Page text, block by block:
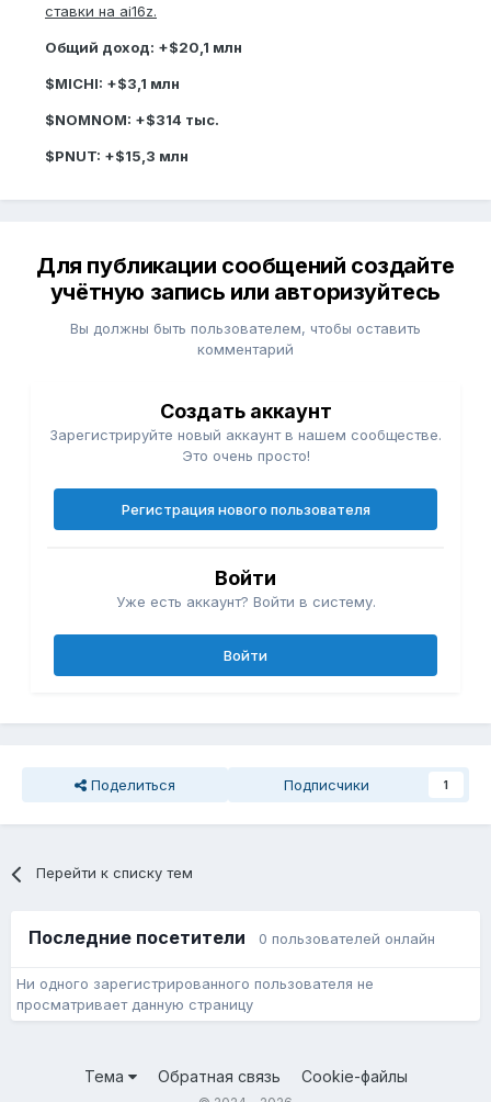
ставки на ai16z.
Общий доход: +$20,1 млн
$MICHI: +$3,1 млн
$NOMNOM: +$314 тыс.
$PNUT: +$15,3 млн
Для публикации сообщений создайте
учётную запись или авторизуйтесь
Вы должны быть пользователем, чтобы оставить
комментарий
Создать аккаунт
Зарегистрируйте новый аккаунт в нашем сообществе.
Это очень просто!
Регистрация нового пользователя
Войти
Уже есть аккаунт? Войти в систему.
Войти
Поделиться Подписчики 1
Перейти к списку тем
Последние посетители 0 пользователей онлайн
Ни одного зарегистрированного пользователя не
просматривает данную страницу
Тема Обратная связь Cookie-файлы